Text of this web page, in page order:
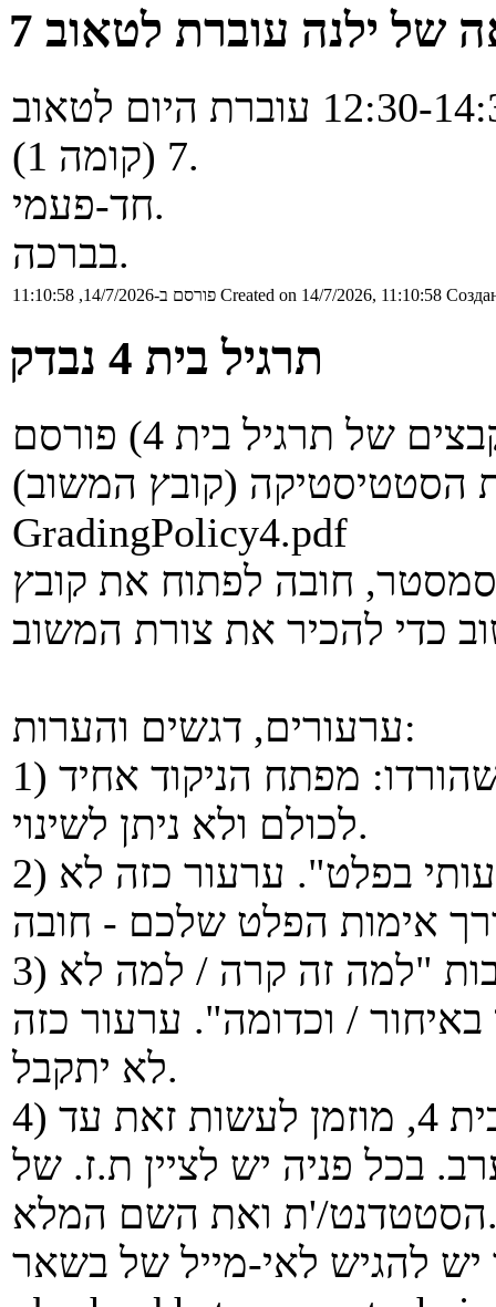
של ילנה עוברת לטאוב 7
ההרצאה של ילנה שמתקיימת ב-12:30-14:30 עוברת היום לטאוב
7 (קומה 1).
חד-פעמי.
בברכה.
פורסם ב-14/7/2026, 11:10:58 Created on 14/7/2026, 11:10:58
תרגיל בית 4 נבדק
בנוסף לציונים (יחד עם שאר הקבצים של תרגיל בית 4) פורסם
הסטטיסטיקה (קובץ המשוב):
GradingPolicy4.pdf
חובה לפתוח את קובץ
ערעורים, דגשים והערות:
1) אין לערער על מספר הנקודות שהורדו: מפתח הניקוד אחיד
לכולם ולא ניתן לשינוי.
2) אין לערער על "הבדל קטן ולא משמעותי בפלט". ערעור כזה לא
3) אין לשלוח לנו תיאור של נסיבות "למה זה קרה / למה לא
/ וכדומה". ערעור כזה
לא יתקבל.
4) מי שמעוניין לערער על ציון תרגיל בית 4, מוזמן לעשות זאת עד
19/07 עד לשעה 20:00 בערב. בכל פניה יש לציין ת.ז. של
השם המלא.
להגיש לאי-מייל של בשאר